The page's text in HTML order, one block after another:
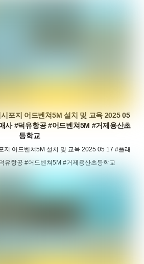
포지 어드벤쳐5M 설치 및 교육 2025 05
사 #덕유항공 #어드벤쳐5M #거제용산초
등학교
지 어드벤쳐5M 설치 및 교육 2025 05 17 #플래
유항공 #어드벤쳐5M #거제용산초등학교